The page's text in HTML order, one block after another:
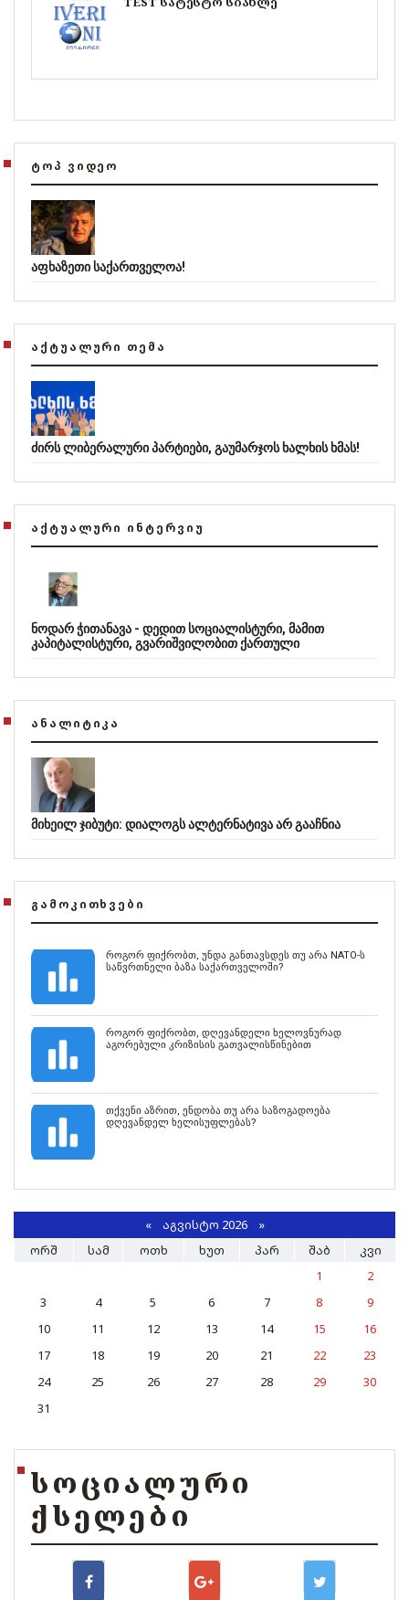
ᲢᲝᲞ ᲕᲘᲓᲔᲝ
აფხაზეთი საქართველოა!
ᲐᲥᲢᲣᲐᲚᲣᲠᲘ ᲗᲔᲛᲐ
ძირს ლიბერალური პარტიები, გაუმარჯოს ხალხის ხმას!
ᲐᲥᲢᲣᲐᲚᲣᲠᲘ ᲘᲜᲢᲔᲠᲕᲘᲣ
ნოდარ ჭითანავა - დედით სოციალისტური, მამით
კაპიტალისტური, გვარიშვილობით ქართული
ᲐᲜᲐᲚᲘᲢᲘᲙᲐ
მიხეილ ჯიბუტი: დიალოგს ალტერნატივა არ გააჩნია
ᲒᲐᲛᲝᲙᲘᲗᲮᲕᲔᲑᲘ
როგორ ფიქრობთ, უნდა განთავსდეს თუ არა NATO-ს
საწვრთნელი ბაზა საქართველოში?
როგორ ფიქრობთ, დღევანდელი ხელოვნურად
აგორებული კრიზისის გათვალისწინებით
თქვენი აზრით, ენდობა თუ არა საზოგადოება
დღევანდელ ხელისუფლებას?
«ᲐᲒᲕᲘᲡᲢᲝ 2026 »
ᲝᲠᲨ
ᲡᲐᲛ ᲝᲗᲮ ᲮᲣᲗ ᲞᲐᲠ ᲨᲐᲑ
ᲙᲕᲘ
1
2
3
4 5 6 7 8
9
10
11 12 13 14 15
16
17
18 19 20 21 22
23
24
25 26 27 28 29
30
31
ᲡᲝᲪᲘᲐᲚᲣᲠᲘ
ᲥᲡᲔᲚᲔᲑᲘ